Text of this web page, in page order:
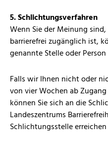
5. Schlichtungsverfahren
Wenn Sie der Meinung
barrierefrei zugänglich ist,
genannte Stelle oder
Falls wir Ihnen nicht oder
von vier Wochen ab
können Sie sich an die
Landeszentrums
Schlichtungsstelle